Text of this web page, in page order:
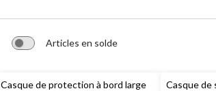
Articles en solde
Casque de protection à bord large
Casque de